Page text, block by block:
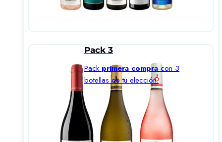
Pack 3
Pack primera compra con 3
botellas de tu elección.